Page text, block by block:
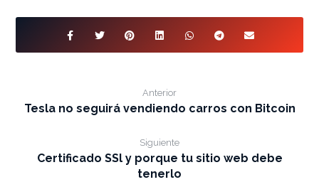
Anterior
Tesla no seguirá vendiendo carros con Bitcoin
Siguiente
Certificado SSl y porque tu sitio web debe
tenerlo